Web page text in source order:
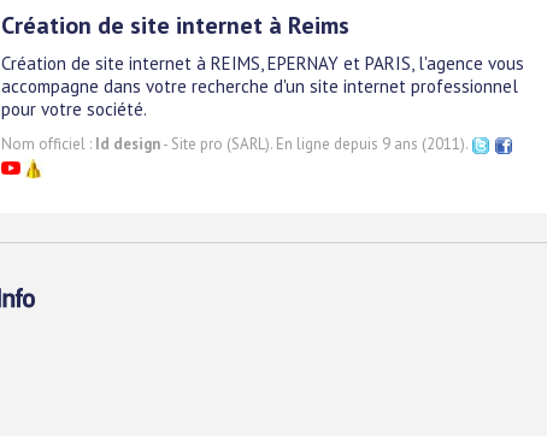
Création de site internet à Reims
Création de site internet à REIMS, EPERNAY et PARIS, l'agence vous
accompagne dans votre recherche d'un site internet professionnel
pour votre société.
Nom officiel : Id design- Site pro (SARL). En ligne depuis 9 ans (2011).